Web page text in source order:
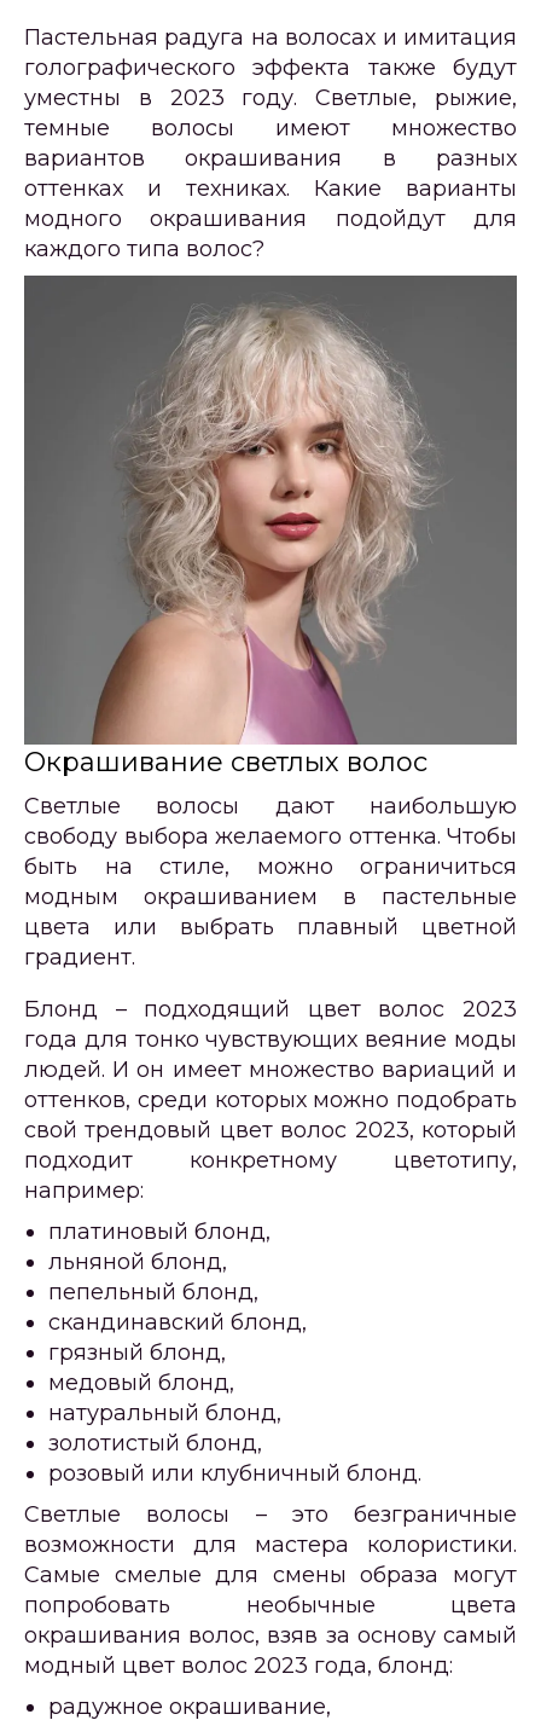
Пастельная радуга на волосах и имитация
голографического эффекта также будут
уместны в 2023 году. Светлые, рыжие,
темные волосы имеют множество
вариантов окрашивания в разных
оттенках и техниках. Какие варианты
модного окрашивания подойдут для
каждого типа волос?
Окрашивание светлых волос
Светлые волосы дают наибольшую
свободу выбора желаемого оттенка. Чтобы
быть на стиле, можно ограничиться
модным окрашиванием в пастельные
цвета или выбрать плавный цветной
градиент.
Блонд – подходящий цвет волос 2023
года для тонко чувствующих веяние моды
людей. И он имеет множество вариаций и
оттенков, среди которых можно подобрать
свой трендовый цвет волос 2023, который
подходит конкретному цветотипу,
например:
платиновый блонд,
льняной блонд,
пепельный блонд,
скандинавский блонд,
грязный блонд,
медовый блонд,
натуральный блонд,
золотистый блонд,
розовый или клубничный блонд.
Светлые волосы – это безграничные
возможности для мастера колористики.
Самые смелые для смены образа могут
попробовать необычные цвета
окрашивания волос, взяв за основу самый
модный цвет волос 2023 года, блонд:
радужное окрашивание,